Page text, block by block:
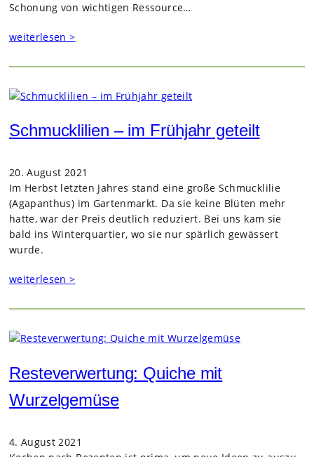
Scho­nung von wich­ti­gen Res­source…
weiterlesen >
Schmucklilien – im Frühjahr geteilt
20. August 2021
Im Herbst letz­ten Jah­res stand eine große Schmuck­li­lie
(Aga­pan­thus) im Gar­ten­markt. Da sie keine Blü­ten mehr
hatte, war der Preis deut­lich redu­ziert. Bei uns kam sie
bald ins Win­ter­quar­tier, wo sie nur spär­lich gewäs­sert
wurde.
weiterlesen >
Resteverwertung: Quiche mit
Wurzelgemüse
4. August 2021